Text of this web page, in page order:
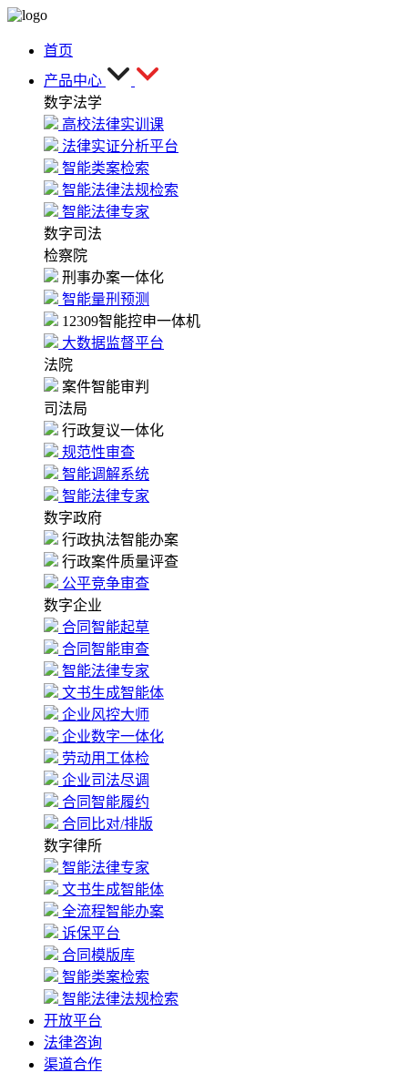
首页
产品中心
数字法学
高校法律实训课
法律实证分析平台
智能类案检索
智能法律法规检索
智能法律专家
数字司法
检察院
刑事办案一体化
智能量刑预测
12309智能控申一体机
大数据监督平台
法院
案件智能审判
司法局
行政复议一体化
规范性审查
智能调解系统
智能法律专家
数字政府
行政执法智能办案
行政案件质量评查
公平竞争审查
数字企业
合同智能起草
合同智能审查
智能法律专家
文书生成智能体
企业风控大师
企业数字一体化
劳动用工体检
企业司法尽调
合同智能履约
合同比对/排版
数字律所
智能法律专家
文书生成智能体
全流程智能办案
诉保平台
合同模版库
智能类案检索
智能法律法规检索
开放平台
法律咨询
渠道合作